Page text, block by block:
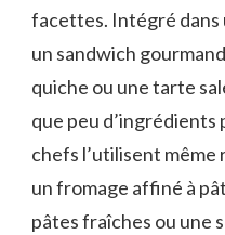
facettes. Intégré dans
un sandwich
quiche ou une tarte
que peu
chefs l’utilisent même
un fromage affiné à
pâtes fraîches ou une